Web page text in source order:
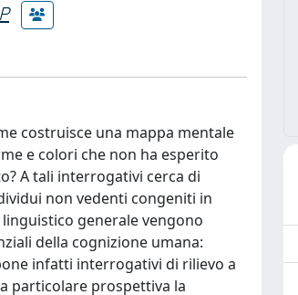
costruisce una mappa mentale
e colori che non ha esperito
A tali interrogativi cerca di
non vedenti congeniti in
generale vengono
della cognizione umana:
infatti interrogativi di rilievo a
particolare prospettiva la